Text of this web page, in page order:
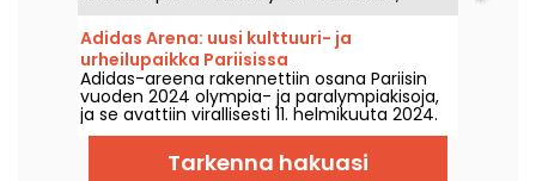
Seine-Saint-Denis'n alueelle, ja siinä on kaksi
7000- ja 2000-paikkaista salia. Kerromme
sinulle kaiken siitä.
Adidas Arena: uusi kulttuuri- ja
urheilupaikka Pariisissa
Adidas-areena rakennettiin osana Pariisin
vuoden 2024 olympia- ja paralympiakisoja,
ja se avattiin virallisesti 11. helmikuuta 2024.
Lue lisää tästä valtavasta uudesta kulttuuri-
ja urheilupaikasta pääkaupungin
pohjoisosassa.Tarkenna hakuasi